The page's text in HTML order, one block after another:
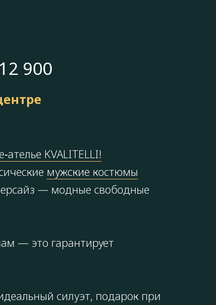
900
KVALITELLI!
мужские костюмы
— модные свободные
— это гарантирует
силуэт, подарок при